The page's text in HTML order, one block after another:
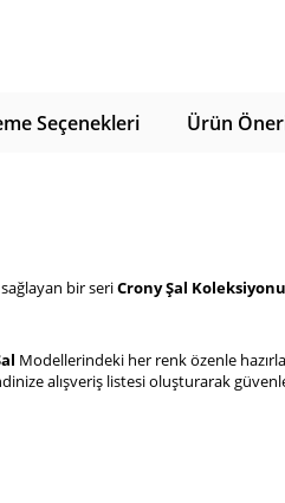
Seçenekleri Ürün
bir seriCrony Şal
Modellerindeki her renk özenle
alışveriş listesi oluşturarak